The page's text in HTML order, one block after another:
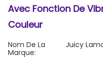
Avec Fonction De
Couleur
Nom De La
Marque:
Juicy